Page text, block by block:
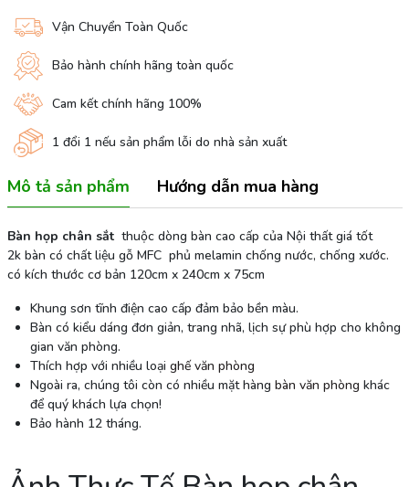
Vận Chuyển Toàn Quốc
Bảo hành chính hãng toàn quốc
Cam kết chính hãng 100%
1 đổi 1 nếu sản phẩm lỗi do nhà sản xuất
Mô tả sản phẩm Hướng dẫn mua hàng
Bàn họp chân sắt thuộc dòng bàn cao cấp của Nội thất giá tốt
2k bàn có chất liệu gỗ MFC phủ melamin chống nước, chống xước.
có kích thước cơ bản 120cm x 240cm x 75cm
Khung sơn tĩnh điện cao cấp đảm bảo bền màu.
Bàn có kiểu dáng đơn giản, trang nhã, lịch sự phù hợp cho không
gian văn phòng.
Thích hợp với nhiều loại ghế văn phòng
Ngoài ra, chúng tôi còn có nhiều mặt hàng bàn văn phòng khác
để quý khách lựa chọn!
Bảo hành 12 tháng.